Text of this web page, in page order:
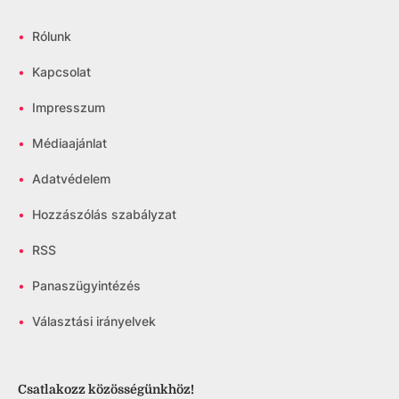
• Rólunk
• Kapcsolat
• Impresszum
• Médiaajánlat
• Adatvédelem
• Hozzászólás szabályzat
• RSS
• Panaszügyintézés
• Választási irányelvek
Csatlakozz közösségünkhöz!